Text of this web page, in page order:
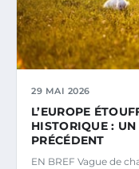
29 MAI 2026
L’EUROPE
HISTORIQUE :
PRÉCÉDENT
EN BREF Vague de